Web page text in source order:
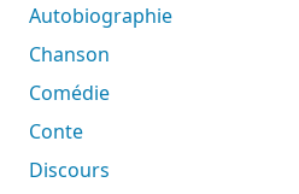
Autobiographie
Chanson
Comédie
Conte
Discours